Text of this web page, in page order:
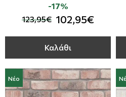
123,95€ 102,95€
-17%
Καλάθι
Νέο